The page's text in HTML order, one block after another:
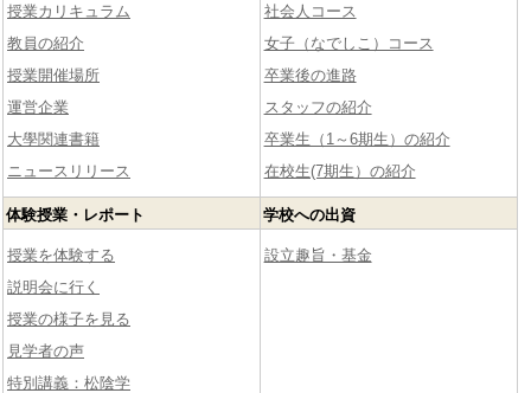
授業カリキュラム
教員の紹介
授業開催場所
運営企業
大學関連書籍
ニュースリリース
社会人コース
女子（なでしこ）コース
卒業後の進路
スタッフの紹介
卒業生（1～6期生）の紹介
在校生(7期生）の紹介
体験授業・レポート
授業を体験する
説明会に行く
授業の様子を見る
見学者の声
特別講義：松陰学
学校への出資
設立趣旨・基金